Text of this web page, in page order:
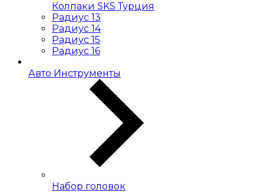
Колпаки SKS Турция
Радиус 13
Радиус 14
Радиус 15
Радиус 16
Авто Инструменты
Набор головок